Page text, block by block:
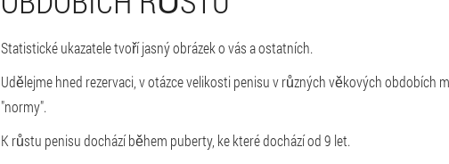
Statistické ukazatele tvoří jasný obrázek o vás a ostatních.
Udělejme hned rezervaci, v otázce velikosti penisu v různých věkových obdobích
"normy".
K růstu penisu dochází během puberty, ke které dochází od 9 let.